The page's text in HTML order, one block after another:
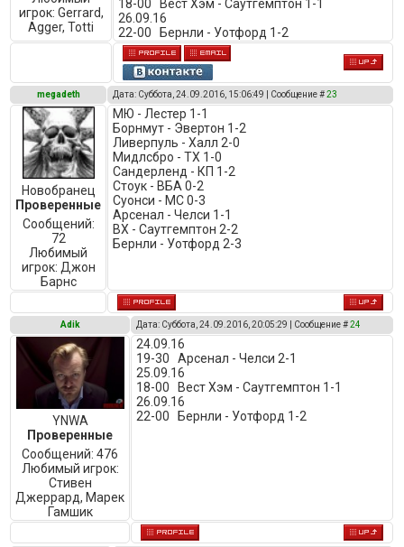
игрок: Gerrard,
Agger, Totti
18-00 Вест Хэм - Саутгемптон 1-1
26.09.16
22-00 Бернли - Уотфорд 1-2
megadeth Дата: Суббота, 24.09.2016, 15:06:49 | Сообщение #23
Новобранец
Проверенные
Сообщений:
72
Любимый
игрок: Джон
Барнс
МЮ - Лестер 1-1
Борнмут - Эвертон 1-2
Ливерпуль - Халл 2-0
Мидлсбро - ТХ 1-0
Сандерленд - КП 1-2
Стоук - ВБА 0-2
Суонси - МС 0-3
Арсенал - Челси 1-1
ВХ - Саутгемптон 2-2
Бернли - Уотфорд 2-3
Adik Дата: Суббота, 24.09.2016, 20:05:29 | Сообщение #24
YNWA
Проверенные
Сообщений:476
Любимый игрок:
Стивен
Джеррард, Марек
Гамшик
24.09.16
19-30 Арсенал - Челси 2-1
25.09.16
18-00 Вест Хэм - Саутгемптон 1-1
26.09.16
22-00 Бернли - Уотфорд 1-2